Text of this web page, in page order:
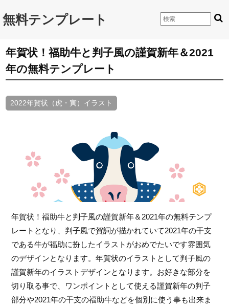
無料テンプレート
年賀状！福助牛と判子風の謹賀新年＆2021
年の無料テンプレート
2022年賀状（虎・寅）イラスト
年賀状！福助牛と判子風の謹賀新年＆2021年の無料テンプ
レートとなり、判子風で賀詞が描かれていて2021年の干支
である牛が福助に扮したイラストがおめでたいです雰囲気
のデザインとなります。年賀状のイラストとして判子風の
謹賀新年のイラストデザインとなります。お好きな部分を
切り取る事で、ワンポイントとして使える謹賀新年の判子
部分や2021年の干支の福助牛などを個別に使う事も出来ま